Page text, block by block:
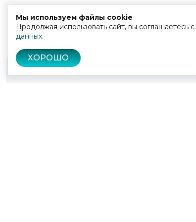
Мы используем файлы cookie
Продолжая использовать сайт, вы соглашаетесь с
данных.
ХОРОШО